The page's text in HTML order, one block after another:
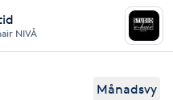
NIVÅ
Månadsvy